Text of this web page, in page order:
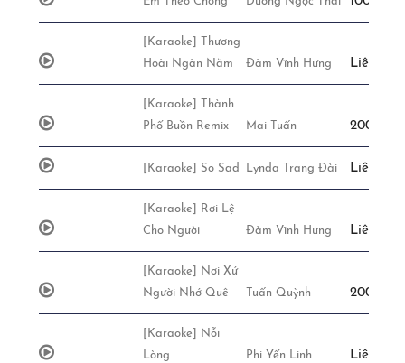
[Karaoke] Thương
Hoài Ngàn Năm
Đàm Vĩnh Hưng Liên Hệ
[Karaoke] Thành
Phố Buồn Remix
Mai Tuấn
[Karaoke] So Sad Lynda Trang Đài Liên Hệ
[Karaoke] Rơi Lệ
Cho Người
Đàm Vĩnh Hưng Liên Hệ
[Karaoke] Nơi Xứ
Người Nhớ Quê
Tuấn Quỳnh
[Karaoke] Nỗi
Lòng
Phi Yến Linh Liên Hệ